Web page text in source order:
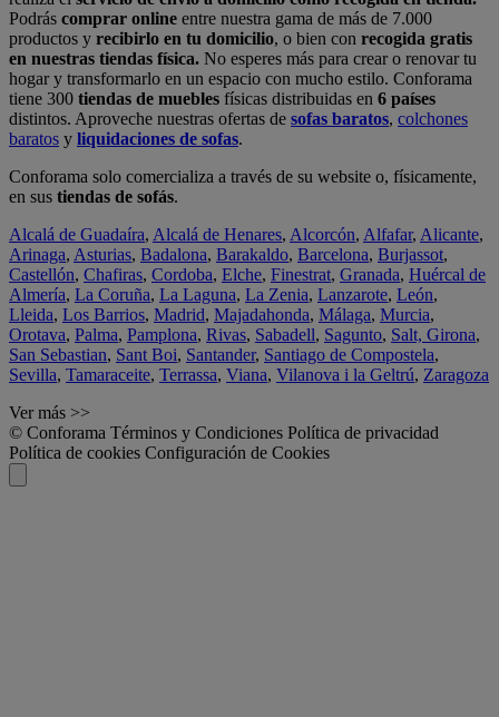
Podrás comprar online entre nuestra gama de más de 7.000
productos y recibirlo en tu domicilio, o bien con recogida gratis
en nuestras tiendas física. No esperes más para crear o renovar tu
hogar y transformarlo en un espacio con mucho estilo. Conforama
tiene 300 tiendas de muebles físicas distribuidas en 6 países
distintos. Aproveche nuestras ofertas de sofas baratos, colchones
baratos y liquidaciones de sofas.
Conforama solo comercializa a través de su website o, físicamente,
en sus tiendas de sofás.
Alcalá de Guadaíra, Alcalá de Henares, Alcorcón, Alfafar, Alicante,
Arinaga, Asturias, Badalona, Barakaldo, Barcelona, Burjassot,
Castellón, Chafiras, Cordoba, Elche, Finestrat, Granada, Huércal de
Almería, La Coruña, La Laguna, La Zenia, Lanzarote, León,
Lleida, Los Barrios, Madrid, Majadahonda, Málaga, Murcia,
Orotava, Palma, Pamplona, Rivas, Sabadell, Sagunto, Salt, Girona,
San Sebastian, Sant Boi, Santander, Santiago de Compostela,
Sevilla, Tamaraceite, Terrassa, Viana, Vilanova i la Geltrú, Zaragoza
Ver más >>
© Conforama Términos y Condiciones Política de privacidad
Política de cookies Configuración de Cookies